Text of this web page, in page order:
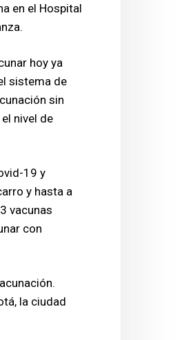
en el Hospital
hoy ya
sistema de
sin
nivel de
19 y
y hasta a
vacunas
con
la ciudad